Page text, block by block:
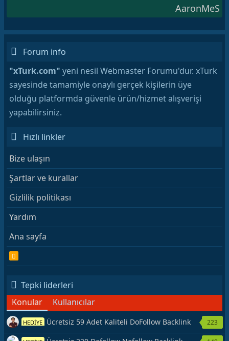
AaronMeS
Forum info
"xTurk.com" yeni nesil Webmaster Forumu'dur. xTurk
sayesinde tamamiyle onaylı gerçek kişilerin üye
olduğu platformda güvenle ürün/hizmet alışverişi
yapabilirsiniz.
Hızlı linkler
Bize ulaşın
Şartlar ve kurallar
Gizlilik politikası
Yardım
Ana sayfa
R
S
Tepki liderleri
Konular
Kullanıcılar
HEDİYE Ücretsiz 59 Adet Kaliteli DoFollow Backlink
Kaynağı Veriyorum.
223